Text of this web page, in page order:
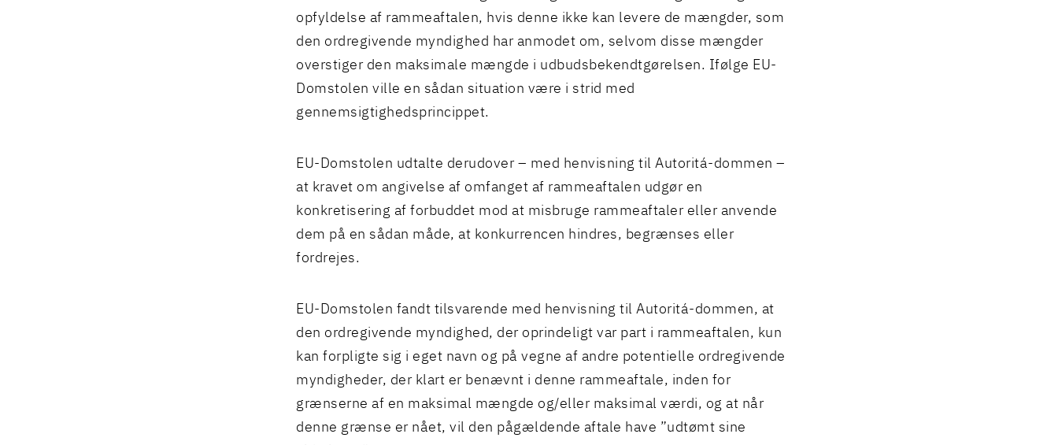
opfyldelse af rammeaftalen, hvis denne ikke kan levere de mængder, som
den ordregivende myndighed har anmodet om, selvom disse mængder
overstiger den maksimale mængde i udbudsbekendtgørelsen. Ifølge EU-
Domstolen ville en sådan situation være i strid med
gennemsigtighedsprincippet.
EU-Domstolen udtalte derudover – med henvisning til Autoritá-dommen –
at kravet om angivelse af omfanget af rammeaftalen udgør en
konkretisering af forbuddet mod at misbruge rammeaftaler eller anvende
dem på en sådan måde, at konkurrencen hindres, begrænses eller
fordrejes.
EU-Domstolen fandt tilsvarende med henvisning til Autoritá-dommen, at
den ordregivende myndighed, der oprindeligt var part i rammeaftalen, kun
kan forpligte sig i eget navn og på vegne af andre potentielle ordregivende
myndigheder, der klart er benævnt i denne rammeaftale, inden for
grænserne af en maksimal mængde og/eller maksimal værdi, og at når
denne grænse er nået, vil den pågældende aftale have ”udtømt sine